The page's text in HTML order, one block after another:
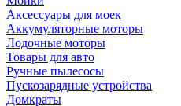
Аксессуары для моек
Аккумуляторные моторы
Лодочные моторы
Товары для авто
Ручные пылесосы
Пускозарядные устройства
Домкраты